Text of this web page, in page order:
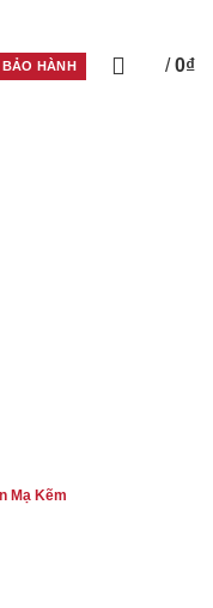
BẢO HÀNH / 0₫
Mạ Kẽm